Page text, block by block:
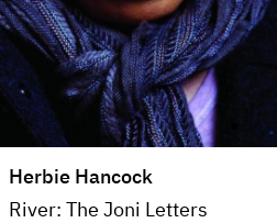
Herbie Hancock
River: The Joni Letters